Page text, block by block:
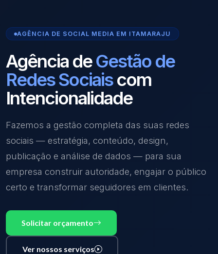
AGÊNCIA DE SOCIAL MEDIA EM ITAMARAJU
Agência deGestão de
Redes Sociaiscom
Intencionalidade
Fazemos a gestão completa das suas redes
sociais — estratégia, conteúdo, design,
publicação e análise de dados — para sua
empresa construir autoridade, engajar o público
certo e transformar seguidores em clientes.
Solicitar orçamento
Ver nossos serviços